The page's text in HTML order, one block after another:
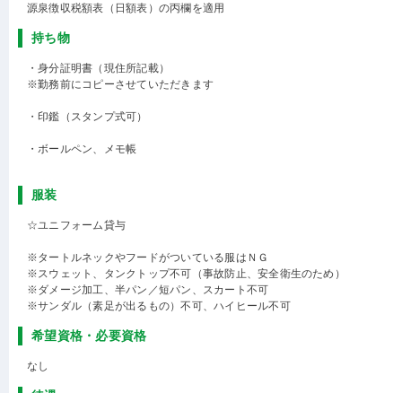
源泉徴収税額表（日額表）の丙欄を適用
持ち物
・身分証明書（現住所記載）
※勤務前にコピーさせていただきます
・印鑑（スタンプ式可）
・ボールペン、メモ帳
服装
☆ユニフォーム貸与
※タートルネックやフードがついている服はＮＧ
※スウェット、タンクトップ不可（事故防止、安全衛生のため）
※ダメージ加工、半パン／短パン、スカート不可
※サンダル（素足が出るもの）不可、ハイヒール不可
希望資格・必要資格
なし